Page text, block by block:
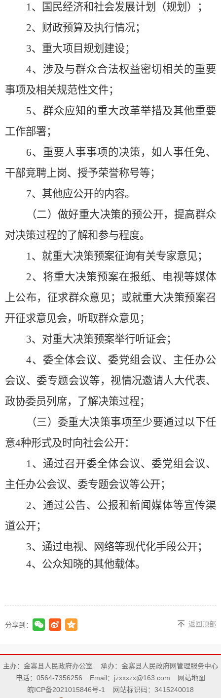
1 、国民经济和社会发展计划（规划）；
2、财政预算及执行情况；
3、重大项目规划建设；
4、涉及与群众合法权益密切相关的重要
事项及相关规范性文件；
5、群众应知的重大改革举措及其他重要
工作部署；
6、重要人事事项的决策，如人事任免、
干部竞聘上岗、授予荣誉称号等；
7、其他应公开的内容。
（二）做好重大决策的预公开，提高群众
对决策过程的了解和参与程度。
1 、就重大决策预案征询有关专家意见；
2、将重大决策预案在报纸、电视等媒体
上公布，征求群众意见；或就重大决策预案召
开征求意见会，听取群众意见；
3、对重大决策预案举行听证会；
4、委全体会议、委党组会议、主任办公
会议、委专题会议等，视情况邀请人大代表、
政协委员列席，了解决策过程；
（三）委重大决策事项至少要通过以下任
意4种形式及时向社会公开：
1 、通过召开委全体会议、委党组会议、
主任办公会议、委专题会议等公开；
2、通过公告、公报和新闻媒体等宣传渠
道公开；
3、通过电视、网络等现代化手段公开；
4、 公众知晓的其他载体。
分享到： 返回顶部
主办：金寨县人民政府办公室
承办：金寨县人民政府网管理服务中心
电话：0564-7356256
Email：jzxxxzx@163.com
网站地图
皖ICP备2021015846号-1
网站标识码：3415240018